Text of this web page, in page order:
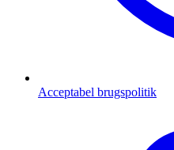
Acceptabel brugspolitik